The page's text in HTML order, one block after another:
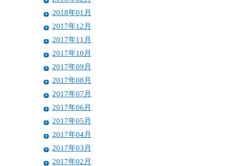
2018年01月
2017年12月
2017年11月
2017年10月
2017年09月
2017年08月
2017年07月
2017年06月
2017年05月
2017年04月
2017年03月
2017年02月